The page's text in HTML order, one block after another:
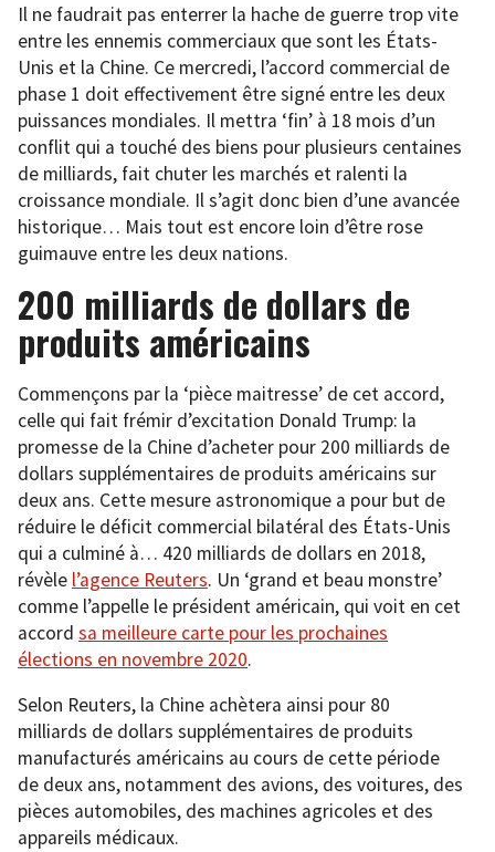
Il ne faudrait pas enterrer la hache de guerre trop vite
entre les ennemis commerciaux que sont les États-
Unis et la Chine. Ce mercredi, l’accord commercial de
phase 1 doit effectivement être signé entre les deux
puissances mondiales. Il mettra ‘fin’ à 18 mois d’un
conflit qui a touché des biens pour plusieurs centaines
de milliards, fait chuter les marchés et ralenti la
croissance mondiale. Il s’agit donc bien d’une avancée
historique… Mais tout est encore loin d’être rose
guimauve entre les deux nations.
200 milliards de dollars de
produits américains
Commençons par la ‘pièce maitresse’ de cet accord,
celle qui fait frémir d’excitation Donald Trump: la
promesse de la Chine d’acheter pour 200 milliards de
dollars supplémentaires de produits américains sur
deux ans. Cette mesure astronomique a pour but de
réduire le déficit commercial bilatéral des États-Unis
qui a culminé à… 420 milliards de dollars en 2018,
révèle l’agence Reuters. Un ‘grand et beau monstre’
comme l’appelle le président américain, qui voit en cet
accord sa meilleure carte pour les prochaines
élections en novembre 2020.
Selon Reuters, la Chine achètera ainsi pour 80
milliards de dollars supplémentaires de produits
manufacturés américains au cours de cette période
de deux ans, notamment des avions, des voitures, des
pièces automobiles, des machines agricoles et des
appareils médicaux.